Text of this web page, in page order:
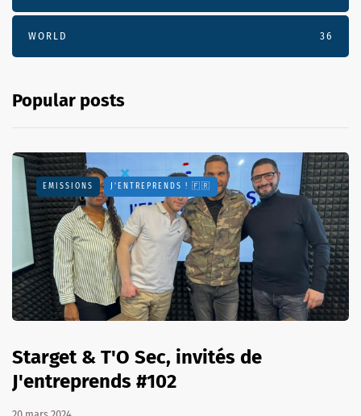
WORLD 36
Popular posts
EMISSIONS J'ENTREPRENDS ! 🇫🇷
Starget & T'O Sec, invités de
J'entreprends #102